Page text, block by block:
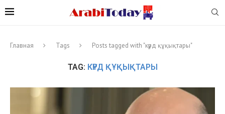
Главная Tags Posts tagged with "күрд құқықтары"
TAG: КҮРД ҚҰҚЫҚТАРЫ